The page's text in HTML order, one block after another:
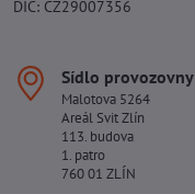
DIČ: CZ29007356
Sídlo provozovny
Malotova 5264
Areál Svit Zlín
113. budova
1. patro
760 01 ZLÍN